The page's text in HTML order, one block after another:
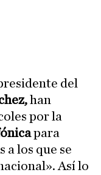
del
han
por la
para
a los que se
Así lo